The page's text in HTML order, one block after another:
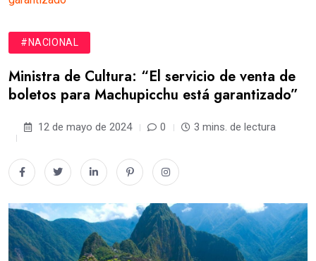
#NACIONAL
Ministra de Cultura: “El servicio de venta de
boletos para Machupicchu está garantizado”
12 de mayo de 2024 0 3 mins. de lectura